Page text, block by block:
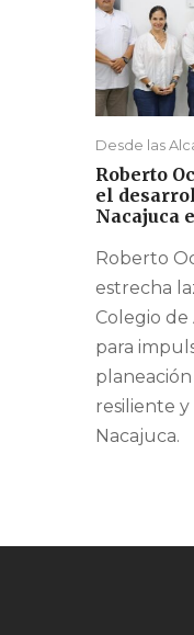
Desde las
Roberto
el
Nacajuca
Roberto
estrecha
Colegio
para
resiliente
Nacajuca.